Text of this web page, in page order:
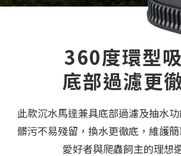
360度環型
底部過濾更
此款沉水馬達兼具底部過濾及抽水
髒污不易殘留，換水更徹底，維護
愛好者與爬蟲飼主的理想